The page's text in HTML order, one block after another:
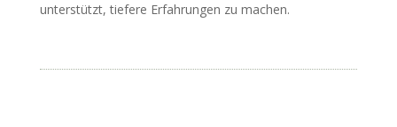
unterstützt, tiefere Erfahrungen zu machen.